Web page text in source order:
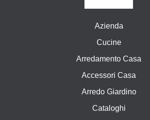
Azienda
Cucine
Arredamento Casa
Accessori Casa
Arredo Giardino
Cataloghi